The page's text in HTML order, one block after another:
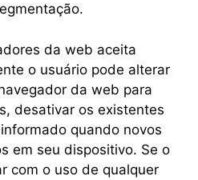
da web aceita
o usuário pode alterar
da web para
desativar os existentes
quando novos
em seu dispositivo. Se o
com o uso de qualquer